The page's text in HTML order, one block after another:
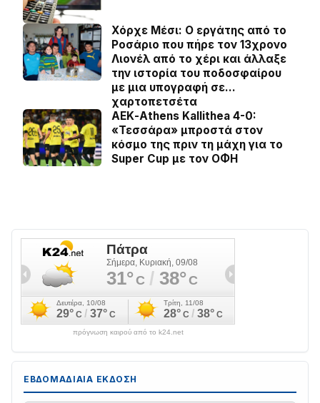
Χόρχε Μέσι: Ο εργάτης από το
Ροσάριο που πήρε τον 13χρονο
Λιονέλ από το χέρι και άλλαξε
την ιστορία του ποδοσφαίρου
με μια υπογραφή σε…
χαρτοπετσέτα
ΑΕΚ-Athens Kallithea 4-0:
«Τεσσάρα» μπροστά στον
κόσμο της πριν τη μάχη για το
Super Cup με τον ΟΦΗ
πρόγνωση καιρού από το k24.net